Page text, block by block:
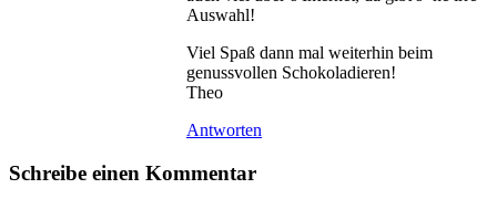
Auswahl!
Viel Spaß dann mal weiterhin beim
genussvollen Schokoladieren!
Theo
Antworten
Schreibe einen Kommentar